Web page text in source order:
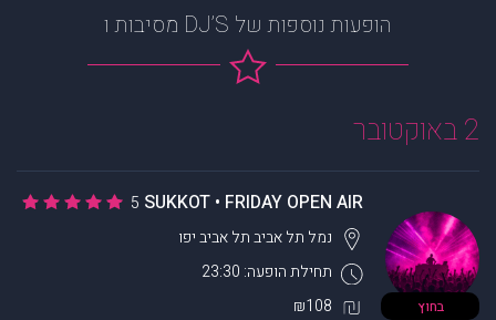
הופעות נוספות של DJ’S מסיבות ו
2 באוקטובר
בחוץ
SUKKOT • FRIDAY OPEN AIR
5
תחילת הופעה: 23:30
נמל תל אביבתל אביב יפו
₪108